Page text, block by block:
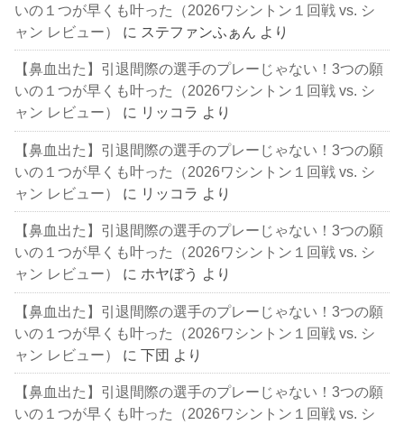
いの１つが早くも叶った（2026ワシントン１回戦 vs. シ
ャン レビュー）
に ステファンふぁん より
【鼻血出た】引退間際の選手のプレーじゃない！3つの願
いの１つが早くも叶った（2026ワシントン１回戦 vs. シ
ャン レビュー）
に リッコラ より
【鼻血出た】引退間際の選手のプレーじゃない！3つの願
いの１つが早くも叶った（2026ワシントン１回戦 vs. シ
ャン レビュー）
に リッコラ より
【鼻血出た】引退間際の選手のプレーじゃない！3つの願
いの１つが早くも叶った（2026ワシントン１回戦 vs. シ
ャン レビュー）
に ホヤぼう より
【鼻血出た】引退間際の選手のプレーじゃない！3つの願
いの１つが早くも叶った（2026ワシントン１回戦 vs. シ
ャン レビュー）
に下団 より
【鼻血出た】引退間際の選手のプレーじゃない！3つの願
いの１つが早くも叶った（2026ワシントン１回戦 vs. シ